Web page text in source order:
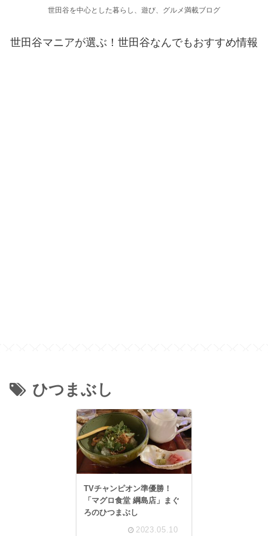
世田谷を中心とした暮らし、遊び、グルメ満載ブログ
世田谷マニアが選ぶ！世田谷なんでもおすすめ情報
ひつまぶし
TVチャンピオン準優勝！
「マグロ食堂 綱島店」まぐ
ろのひつまぶし
2023.05.10